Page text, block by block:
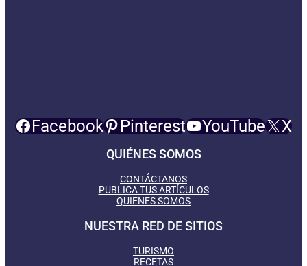
Facebook Pinterest YouTube X
QUIÉNES SOMOS
CONTÁCTANOS
PUBLICA TUS ARTÍCULOS
QUIENES SOMOS
NUESTRA RED DE SITIOS
TURISMO
RECETAS